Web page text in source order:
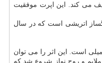
می کند. این اپرت موفقیت
اتریشی است که در سال
است. این اثر را می توان
و روح نواز شروع شد که